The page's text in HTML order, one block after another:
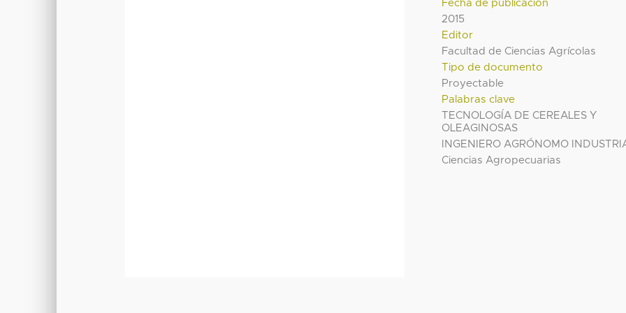
Fecha de publicación
2015
Editor
Facultad de Ciencias Agrícolas
Tipo de documento
Proyectable
Palabras clave
TECNOLOGÍA DE CEREALES Y
OLEAGINOSAS
INGENIERO AGRÓNOMO
Ciencias Agropecuarias